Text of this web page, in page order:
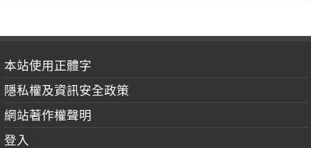
本站使用正體字
隱私權及資訊安全政策
網站著作權聲明
登入